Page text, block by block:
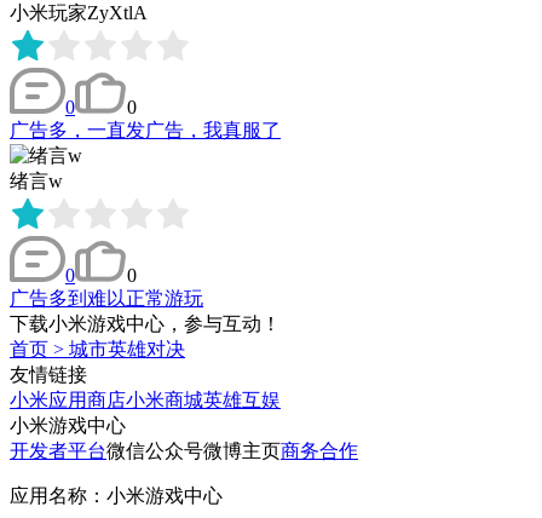
小米玩家ZyXtlA
0
0
广告多，一直发广告，我真服了
绪言w
0
0
广告多到难以正常游玩
下载小米游戏中心，参与互动！
首页 > 城市英雄对决
友情链接
小米应用商店小米商城英雄互娱
小米游戏中心
开发者平台微信公众号微博主页商务合作
应用名称：小米游戏中心